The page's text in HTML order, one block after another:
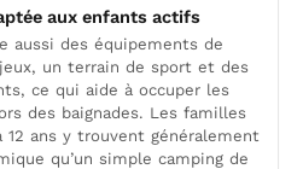
aux enfants actifs
aussi des équipements de
un terrain de sport et des
ce qui aide à occuper les
des baignades. Les familles
12 ans y trouvent généralement
qu’un simple camping de